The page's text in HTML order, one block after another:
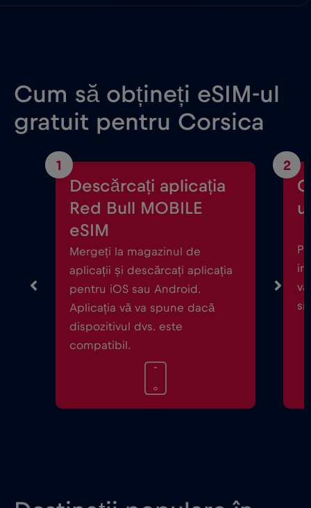
Cum să obțineți eSIM-ul
gratuit pentru Corsica
1
Descărcați aplicația
Red Bull MOBILE
eSIM
Mergeți la magazinul de
aplicații și descărcați aplicația
pentru iOS sau Android.
Aplicația vă va spune dacă
dispozitivul dvs. este
compatibil.
2
ul